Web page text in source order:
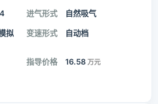
进气形式 自然吸气
拟
变速形式 自动档
指导价格 16.58 万元